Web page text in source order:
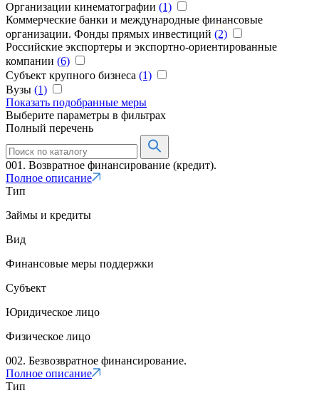
Организации кинематографии (1)
Коммерческие банки и международные финансовые
организации. Фонды прямых инвестиций (2)
Российские экспортеры и экспортно-ориентированные
компании (6)
Субъект крупного бизнеса (1)
Вузы (1)
Показать подобранные меры
Выберите параметры в фильтрах
Полный перечень
001. Возвратное финансирование (кредит).
Полное описание
Тип
Займы и кредиты
Вид
Финансовые меры поддержки
Субъект
Юридическое лицо
Физическое лицо
002. Безвозвратное финансирование.
Полное описание
Тип